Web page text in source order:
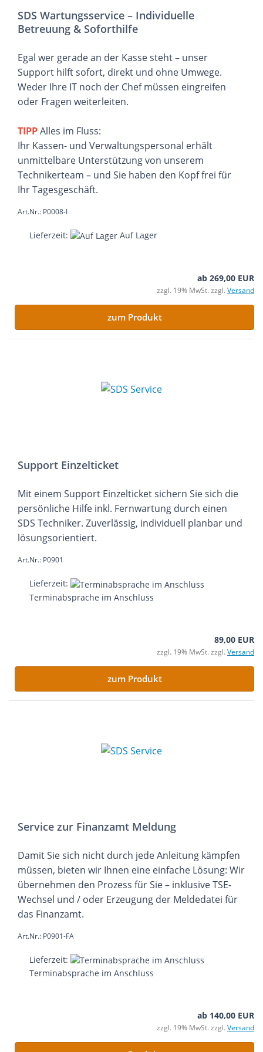
SDS Wartungsservice – Individuelle
Betreuung & Soforthilfe
Egal wer gerade an der Kasse steht – unser
Support hilft sofort, direkt und ohne Umwege.
Weder Ihre IT noch der Chef müssen eingreifen
oder Fragen weiterleiten.
TIPPAlles im Fluss:
Ihr Kassen- und Verwaltungspersonal erhält
unmittelbare Unterstützung von unserem
Technikerteam – und Sie haben den Kopf frei für
Ihr Tagesgeschäft.
Art.Nr.: P0008-I
Lieferzeit: Auf Lager
ab 269,00 EUR
zzgl. 19% MwSt. zzgl. Versand
zum Produkt
Support Einzelticket
Mit einem Support Einzelticket sichern Sie sich die
persönliche Hilfe inkl. Fernwartung durch einen
SDS Techniker. Zuverlässig, individuell planbar und
lösungsorientiert.
Art.Nr.: P0901
Lieferzeit:
Terminabsprache im Anschluss
89,00 EUR
zzgl. 19% MwSt. zzgl. Versand
zum Produkt
Service zur Finanzamt Meldung
Damit Sie sich nicht durch jede Anleitung kämpfen
müssen, bieten wir Ihnen eine einfache Lösung: Wir
übernehmen den Prozess für Sie – inklusive TSE-
Wechsel und / oder Erzeugung der Meldedatei für
das Finanzamt.
Art.Nr.: P0901-FA
Lieferzeit:
Terminabsprache im Anschluss
ab 140,00 EUR
zzgl. 19% MwSt. zzgl. Versand